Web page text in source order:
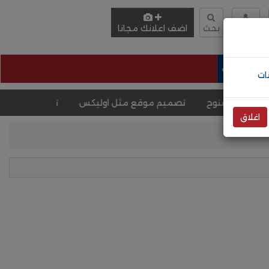
بحث اضف اعلانك مجانا
وظائف
تصميم موقع مثل اوليكس تصميم متجر إلكتروني
اغلاق